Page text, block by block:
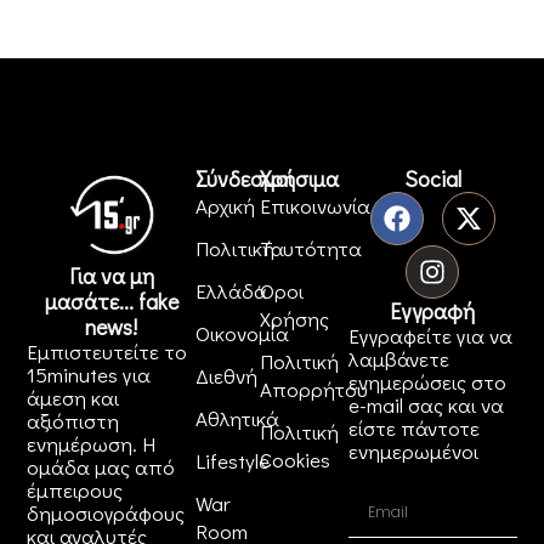
Για να μη
μασάτε... fake
news!
Εμπιστευτείτε το
15minutes για
άμεση και
αξιόπιστη
ενημέρωση. Η
ομάδα μας από
έμπειρους
δημοσιογράφους
και αναλυτές
Σύνδεσμοι
Αρχική
Πολιτική
Ελλάδα
Οικονομία
Διεθνή
Αθλητικά
Lifestyle
War
Room
Χρήσιμα
Επικοινωνία
Ταυτότητα
Όροι
Χρήσης
Πολιτική
Απορρήτου
Πολιτική
Cookies
Social
Εγγραφή
Εγγραφείτε για να
λαμβάνετε
ενημερώσεις στο
e-mail σας και να
είστε πάντοτε
ενημερωμένοι